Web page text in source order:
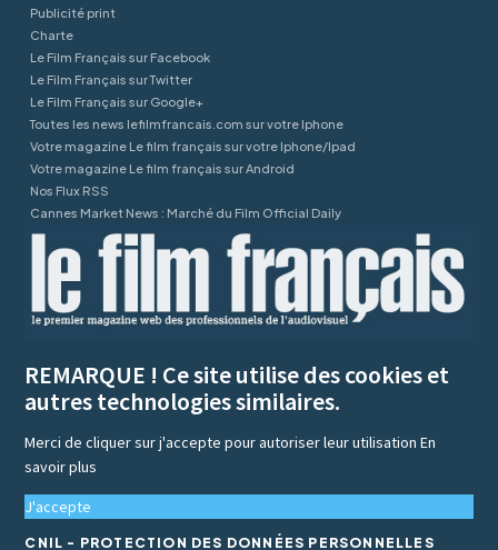
Publicité print
Charte
Le Film Français sur Facebook
Le Film Français sur Twitter
Le Film Français sur Google+
Toutes les news lefilmfrancais.com sur votre Iphone
Votre magazine Le film français sur votre Iphone/Ipad
Votre magazine Le film français sur Android
Nos Flux RSS
Cannes Market News : Marché du Film Official Daily
REMARQUE ! Ce site utilise des cookies et
autres technologies similaires.
Merci de cliquer sur j'accepte pour autoriser leur utilisationEn
savoir plus
J'accepte
CNIL - PROTECTION DES DONNÉES PERSONNELLES